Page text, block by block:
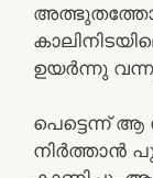
ഉയർന്നു
പെട്ടെന്ന് ആ
നിർത്താൻ